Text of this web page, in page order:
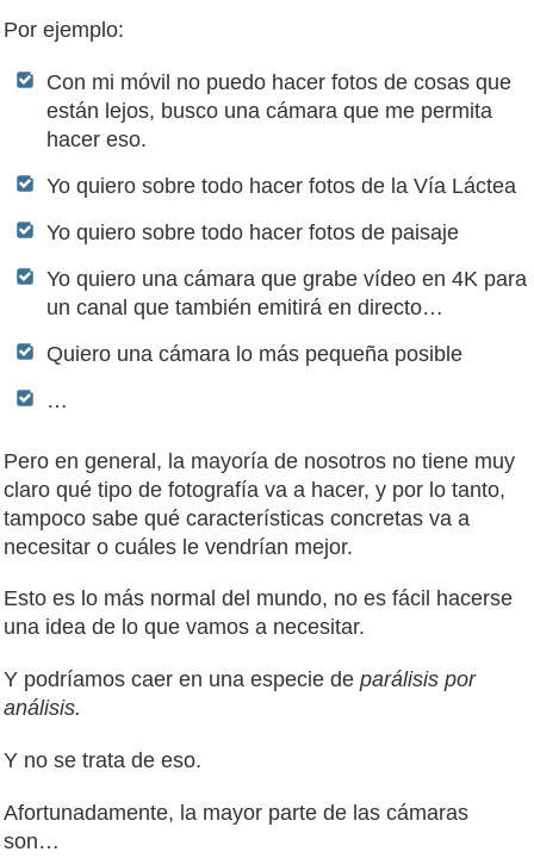
Por ejemplo:
Con mi móvil no puedo hacer fotos de cosas que
están lejos, busco una cámara que me permita
hacer eso.
Yo quiero sobre todo hacer fotos de la Vía Láctea
Yo quiero sobre todo hacer fotos de paisaje
Yo quiero una cámara que grabe vídeo en 4K para
un canal que también emitirá en directo…
Quiero una cámara lo más pequeña posible
…
Pero en general, la mayoría de nosotros no tiene muy
claro qué tipo de fotografía va a hacer, y por lo tanto,
tampoco sabe qué características concretas va a
necesitar o cuáles le vendrían mejor.
Esto es lo más normal del mundo, no es fácil hacerse
una idea de lo que vamos a necesitar.
Y podríamos caer en una especie deparálisis por
análisis.
Y no se trata de eso.
Afortunadamente, la mayor parte de las cámaras
son…